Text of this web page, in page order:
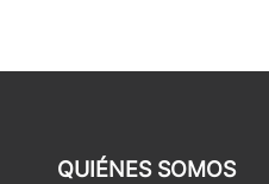
QUIÉNES SOMOS